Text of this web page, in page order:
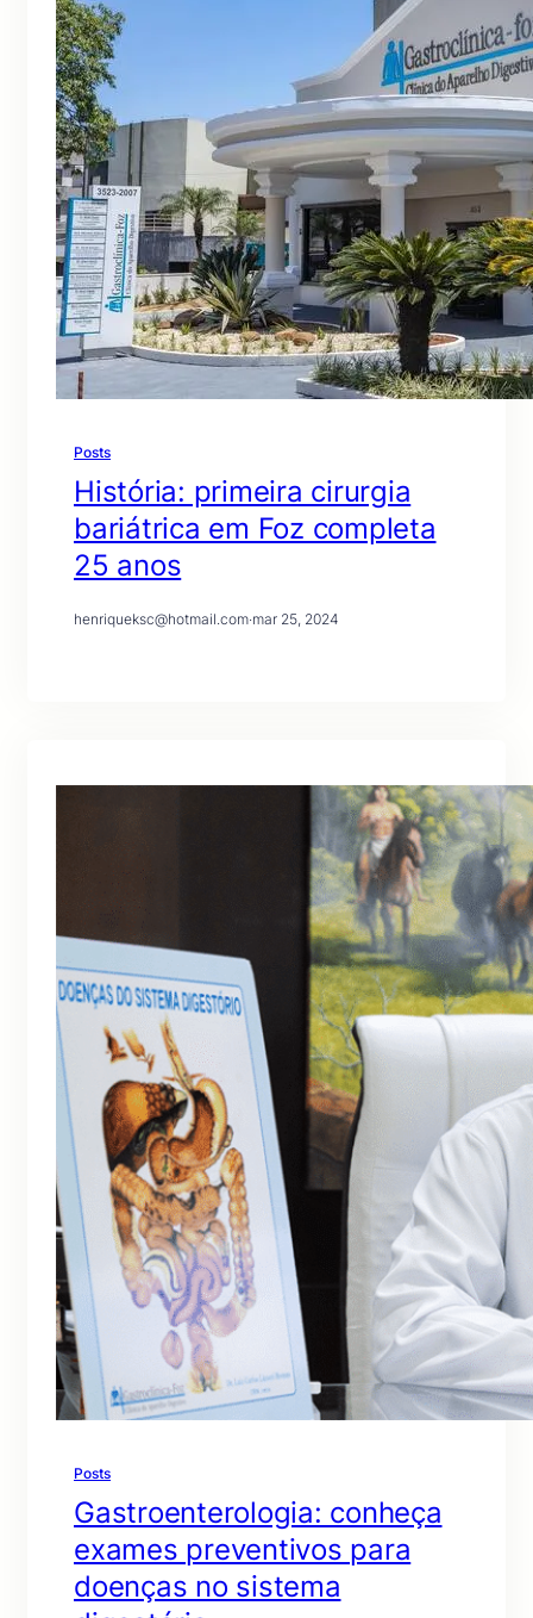
Posts
História: primeira cirurgia
bariátrica em Foz completa
25 anos
henriqueksc@hotmail.com·mar 25, 2024
Posts
Gastroenterologia: conheça
exames preventivos para
doenças no sistema